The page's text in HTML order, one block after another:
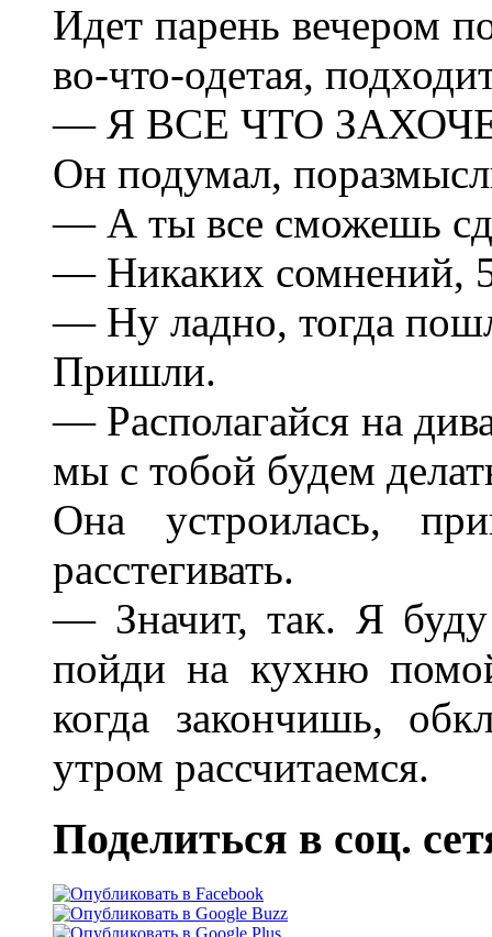
Идет парень вечером
во-что-одетая,
— Я ВСЕ ЧТО
Он подумал,
— А ты все сможешь
— Никаких сомнений,
— Ну ладно, тогда
Пришли.
— Располагайся на
мы с тобой будем
Она устроилась,
расстегивать.
— Значит, так. Я буду
пойди на кухню
когда закончишь,
утром рассчитаемся.
Поделиться в соц.